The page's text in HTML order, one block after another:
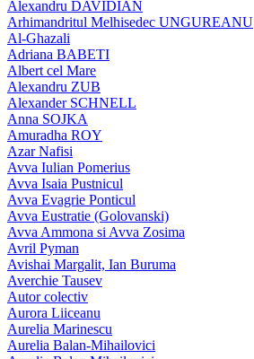
Alexandru DAVIDIAN
Arhimandritul Melhisedec UNGUREANU
Al-Ghazali
Adriana BABETI
Albert cel Mare
Alexandru ZUB
Alexander SCHNELL
Anna SOJKA
Amuradha ROY
Azar Nafisi
Avva Iulian Pomerius
Avva Isaia Pustnicul
Avva Evagrie Ponticul
Avva Eustratie (Golovanski)
Avva Ammona si Avva Zosima
Avril Pyman
Avishai Margalit, Ian Buruma
Averchie Tausev
Autor colectiv
Aurora Liiceanu
Aurelia Marinescu
Aurelia Balan-Mihailovici